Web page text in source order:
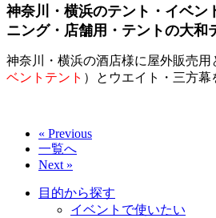
神奈川・横浜のテント・イベン
ニング・店舗用・テントの大和
神奈川・横浜の酒店様に屋外販売用
ベントテント ）とウエイト・三方幕
« Previous
一覧へ
Next »
目的から探す
イベントで使いたい